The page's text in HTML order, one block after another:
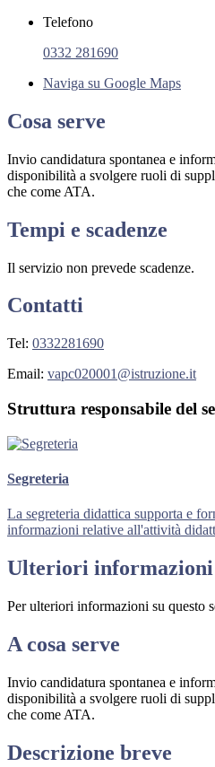
Telefono
0332 281690
Naviga su Google Maps
Cosa serve
Invio candidatura spontanea e
disponibilità a svolgere ruoli di
che come ATA.
Tempi e scadenze
Il servizio non prevede scadenze.
Contatti
Tel: 0332281690
Email: vapc020001@istruzione.it
Struttura responsabile del
Segreteria
La segreteria didattica supporta e
informazioni relative all'attività
Ulteriori informazioni
Per ulteriori informazioni su questo
A cosa serve
Invio candidatura spontanea e
disponibilità a svolgere ruoli di
che come ATA.
Descrizione breve